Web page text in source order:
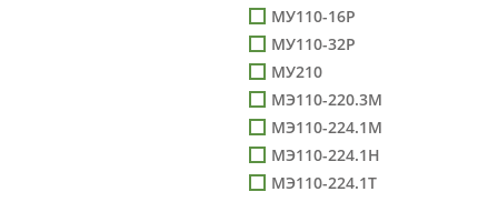
МУ110-16Р
МУ110-32Р
МУ210
МЭ110-220.3М
МЭ110-224.1М
МЭ110-224.1Н
МЭ110-224.1Т